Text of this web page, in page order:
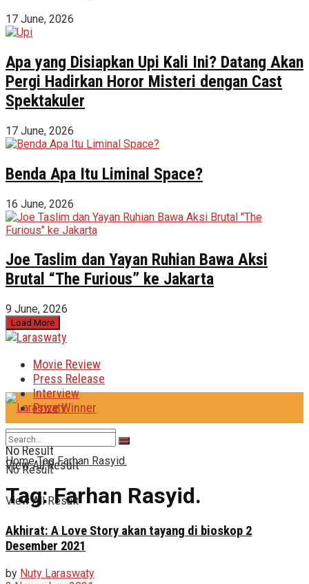
17 June, 2026
Apa yang Disiapkan Upi Kali Ini? Datang Akan
Pergi Hadirkan Horor Misteri dengan Cast
Spektakuler
17 June, 2026
Benda Apa Itu Liminal Space?
16 June, 2026
Joe Taslim dan Yayan Ruhian Bawa Aksi
Brutal “The Furious” ke Jakarta
9 June, 2026
Load More
Movie Review
Press Release
Interview
Prize Winner
No Result
View All Result
No Result
View All Result
Home Tag Farhan Rasyid.
Tag:Farhan Rasyid.
Akhirat: A Love Story akan tayang di bioskop 2
Desember 2021
by Nuty Laraswaty